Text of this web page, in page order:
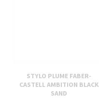
STYLO PLUME FABER-
CASTELL AMBITION BLACK
SAND